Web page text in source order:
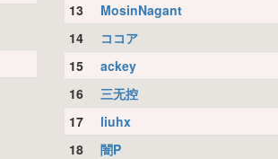
13 MosinNagant
14 ココア
15 ackey
16 三无控
17 liuhx
18 闇P